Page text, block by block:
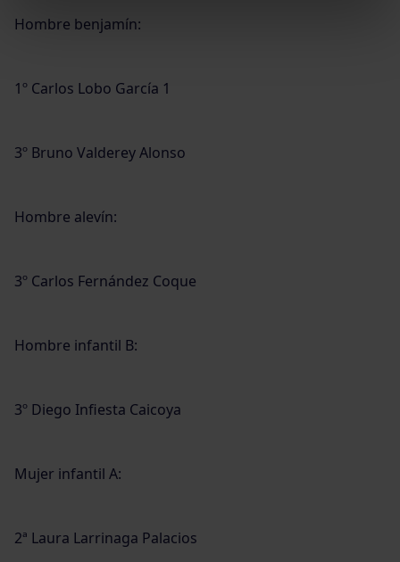
Hombre benjamín:
1º Carlos Lobo García 1
3º Bruno Valderey Alonso
Hombre alevín:
3º Carlos Fernández Coque
Hombre infantil B:
3º Diego Infiesta Caicoya
Mujer infantil A:
2ª Laura Larrinaga Palacios